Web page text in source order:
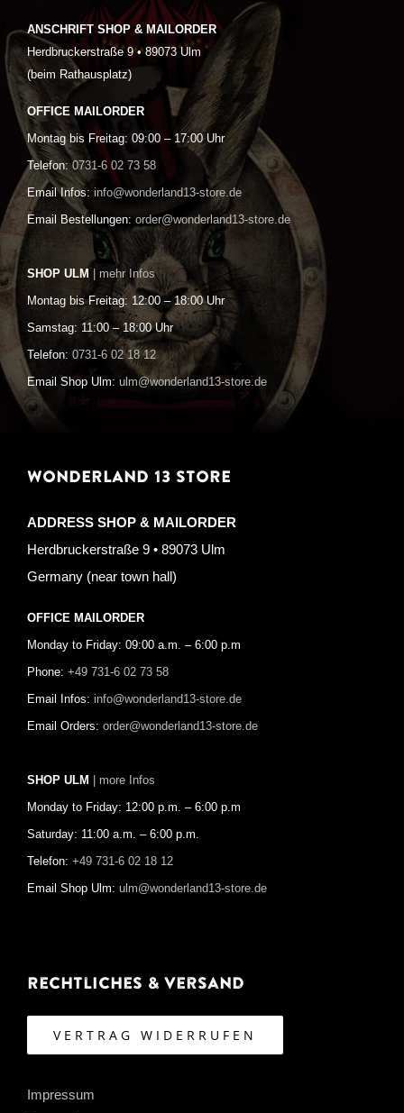
ANSCHRIFT SHOP & MAILORDER
Herdbruckerstraße 9 • 89073 Ulm
(beim Rathausplatz)
OFFICE MAILORDER
Montag bis Freitag: 09:00 – 17:00 Uhr
Telefon: 0731-6 02 73 58
Email Infos: info@wonderland13-store.de
Email Bestellungen: order@wonderland13-store.de
SHOP ULM | mehr Infos
Montag bis Freitag: 12:00 – 18:00 Uhr
Samstag: 11:00 – 18:00 Uhr
Telefon: 0731-6 02 18 12
Email Shop Ulm: ulm@wonderland13-store.de
WONDERLAND 13 STORE
ADDRESS SHOP & MAILORDER
Herdbruckerstraße 9 • 89073 Ulm
Germany (near town hall)
OFFICE MAILORDER
Monday to Friday: 09:00 a.m. – 6:00 p.m
Phone: +49 731-6 02 73 58
Email Infos: info@wonderland13-store.de
Email Orders: order@wonderland13-store.de
SHOP ULM | more Infos
Monday to Friday: 12:00 p.m. – 6:00 p.m
Saturday: 11:00 a.m. – 6:00 p.m.
Telefon: +49 731-6 02 18 12
Email Shop Ulm: ulm@wonderland13-store.de
Rechtliches & Versand
VERTRAG WIDERRUFEN
Impressum